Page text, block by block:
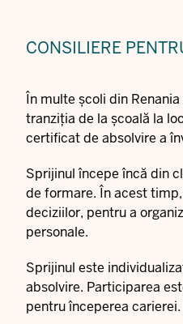
CONSILIERE
În multe școli din
tranziția de la școală la
certificat de absolvire a
Sprijinul începe încă din
de formare. În acest
deciziilor, pentru a
personale.
Sprijinul este
absolvire. Participarea
pentru începerea